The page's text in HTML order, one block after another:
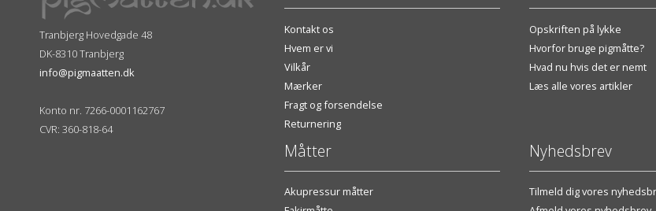
Tranbjerg Hovedgade 48
DK-8310 Tranbjerg
info@pigmaatten.dk
Konto nr. 7266-0001162767
CVR: 360-818-64
Kontakt os
Hvem er vi
Vilkår
Mærker
Fragt og forsendelse
Returnering
Måtter
Akupressur måtter
Opskriften på lykke
Hvorfor bruge pigmåtte?
Hvad nu hvis det er nemt
Læs alle vores artikler
Nyhedsbrev
Tilmeld dig vores